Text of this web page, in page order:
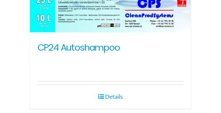
CP24 Autoshampoo
Details